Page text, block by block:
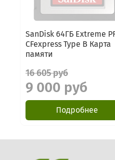
SanDisk 64ГБ Extreme
CFexpress Type B Карта
памяти
16 605 руб
9 000 руб
Подробнее